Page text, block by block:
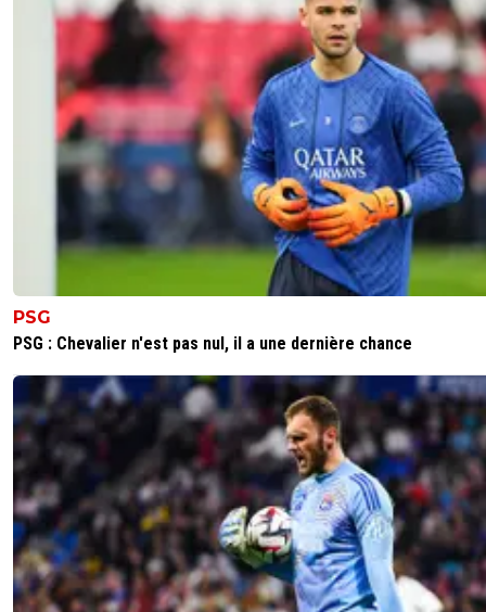
Et hier j'ai entendu dire que legraet voulait
les 20 ans de la cdm 98' pcq il etait en
avec les joueurs.Ptain mais quelle culture foot
merde on a !
+ Répondre
parisforever 21 mars 2018 à 12:47 +792
Il y a une embrouille entre certains anciens .La
choisie permet l'absence de "DD " sans que
problème , il sera en Russie .Normalement
27 ou 28 juillet !!! Mais " Lolo " et d'autres ont
critiquer les résultats actuels et surtout le
.Comme tu le dis un "foot de m.rde" , mais au
que la politique .
Répondre
dealoff 21 mars 2018 à 11:58 +1
Et le pire c'est que les raisons des embrouilles
superficielles, c'est juste parce que les mecs
critiqué l'EdF quand ça devait être fait. Il passe
un jaloux frustré sur ce coup
0+ Répondre
PSG
PSG : Chevalier n'est pas nul, il a une dernière chance